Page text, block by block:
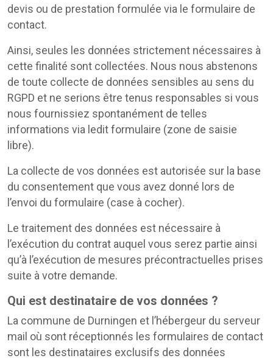
devis ou de prestation formulée via le formulaire de
contact.
Ainsi, seules les données strictement nécessaires à
cette finalité sont collectées. Nous nous abstenons
de toute collecte de données sensibles au sens du
RGPD et ne serions être tenus responsables si vous
nous fournissiez spontanément de telles
informations via ledit formulaire (zone de saisie
libre).
La collecte de vos données est autorisée sur la base
du consentement que vous avez donné lors de
l’envoi du formulaire (case à cocher).
Le traitement des données est nécessaire à
l’exécution du contrat auquel vous serez partie ainsi
qu’à l’exécution de mesures précontractuelles prises
suite à votre demande.
Qui est destinataire de vos données ?
La commune de Durningen et l’hébergeur du serveur
mail où sont réceptionnés les formulaires de contact
sont les destinataires exclusifs des données